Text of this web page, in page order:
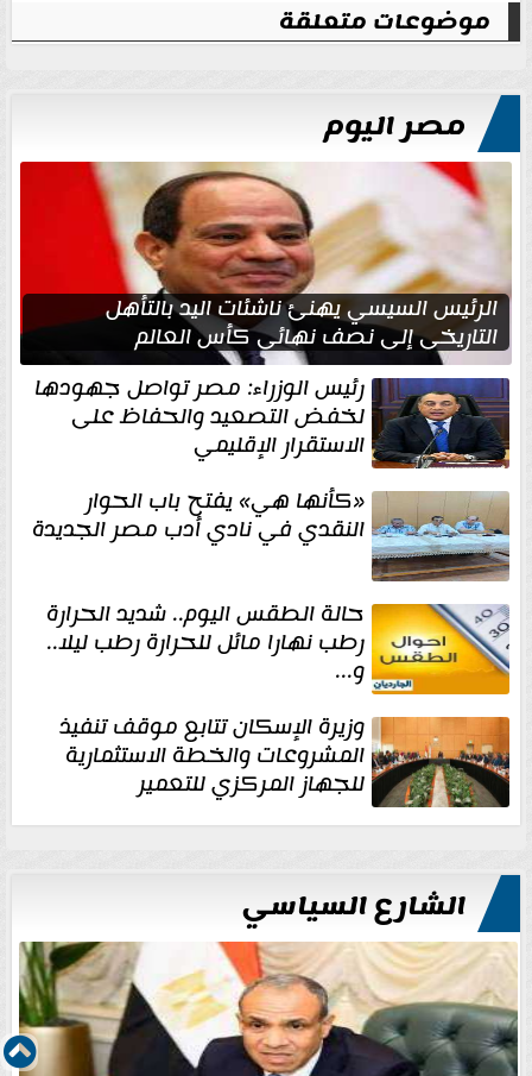
موضوعات متعلقة
مصر اليوم
الرئيس السيسي يهنئ ناشئات اليد بالتأهل
التاريخي إلى نصف نهائي كأس العالم
رئيس الوزراء: مصر تواصل جهودها
لخفض التصعيد والحفاظ على
الاستقرار الإقليمي
«كأنها هي» يفتح باب الحوار
النقدي في نادي أدب مصر الجديدة
حالة الطقس اليوم.. شديد الحرارة
رطب نهارا مائل للحرارة رطب ليلا..
و...
وزيرة الإسكان تتابع موقف تنفيذ
المشروعات والخطة الاستثمارية
للجهاز المركزي للتعمير
الشارع السياسي